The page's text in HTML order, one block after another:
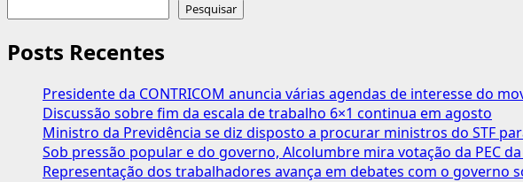
Pesquisar
Posts Recentes
Presidente da CONTRICOM anuncia várias agendas de interesse do
Discussão sobre fim da escala de trabalho 6×1 continua em agosto
Ministro da Previdência se diz disposto a procurar ministros do STF
Sob pressão popular e do governo, Alcolumbre mira votação da PEC
Representação dos trabalhadores avança em debates com o governo